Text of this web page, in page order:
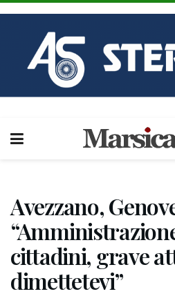
Avezzano,
cittadini, grave
dimettetevi”